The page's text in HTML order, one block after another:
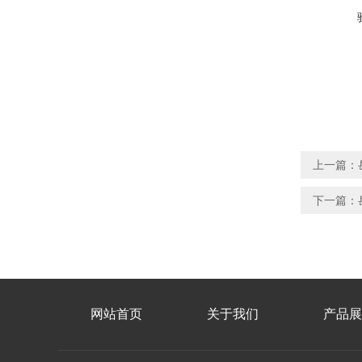
上一篇：
下一篇：
网站首页 关于我们 产品